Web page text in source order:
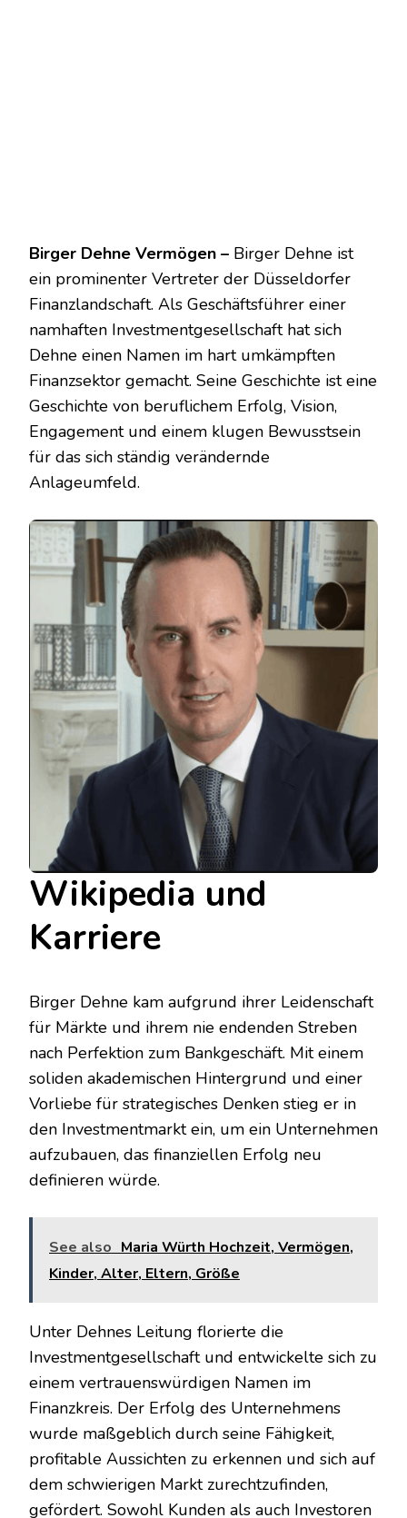
Birger Dehne Vermögen – Birger Dehne ist
ein prominenter Vertreter der Düsseldorfer
Finanzlandschaft. Als Geschäftsführer einer
namhaften Investmentgesellschaft hat sich
Dehne einen Namen im hart umkämpften
Finanzsektor gemacht. Seine Geschichte ist eine
Geschichte von beruflichem Erfolg, Vision,
Engagement und einem klugen Bewusstsein
für das sich ständig verändernde
Anlageumfeld.
Wikipedia und
Karriere
Birger Dehne kam aufgrund ihrer Leidenschaft
für Märkte und ihrem nie endenden Streben
nach Perfektion zum Bankgeschäft. Mit einem
soliden akademischen Hintergrund und einer
Vorliebe für strategisches Denken stieg er in
den Investmentmarkt ein, um ein Unternehmen
aufzubauen, das finanziellen Erfolg neu
definieren würde.
See also Maria Würth Hochzeit, Vermögen,
Kinder, Alter, Eltern, Größe
Unter Dehnes Leitung florierte die
Investmentgesellschaft und entwickelte sich zu
einem vertrauenswürdigen Namen im
Finanzkreis. Der Erfolg des Unternehmens
wurde maßgeblich durch seine Fähigkeit,
profitable Aussichten zu erkennen und sich auf
dem schwierigen Markt zurechtzufinden,
gefördert. Sowohl Kunden als auch Investoren